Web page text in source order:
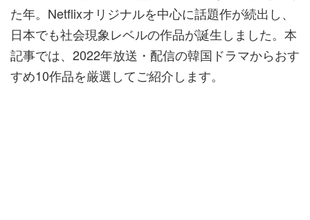
た年。Netflixオリジナルを中心に話題作が続出し、
日本でも社会現象レベルの作品が誕生しました。本
記事では、2022年放送・配信の韓国ドラマからおす
すめ10作品を厳選してご紹介します。